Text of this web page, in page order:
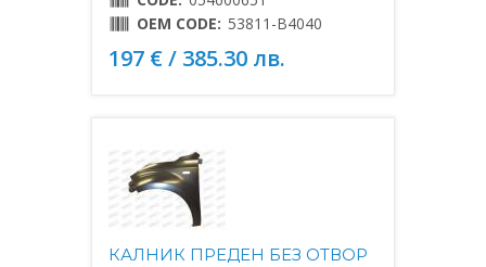
OEM CODE: 53811-B4040
197 € / 385.30 лв.
КАЛНИК ПРЕДЕН БЕЗ ОТВОР